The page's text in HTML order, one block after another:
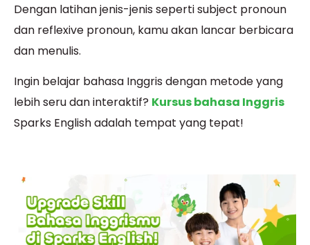
Dengan latihan jenis-jenis seperti subject pronoun
dan reflexive pronoun, kamu akan lancar berbicara
dan menulis.
Ingin belajar bahasa Inggris dengan metode yang
lebih seru dan interaktif? Kursus bahasa Inggris
Sparks English adalah tempat yang tepat!